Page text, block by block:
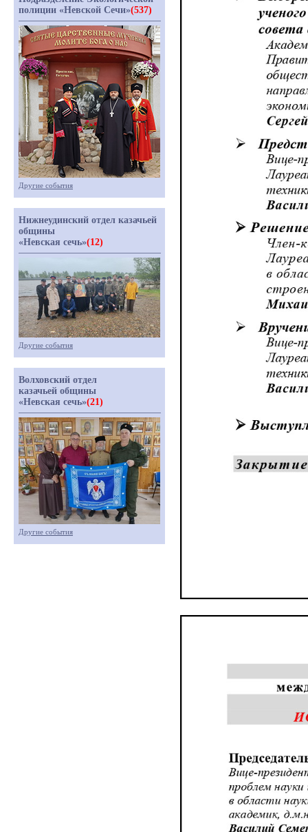
полиции «Невской Сечи»(537)
Другие события
Нижнеудинский отдел казачьей
общины
«Невская сечь»(12)
Другие события
Волховский отдел
казачьей общины
«Невская сечь»(21)
Другие события